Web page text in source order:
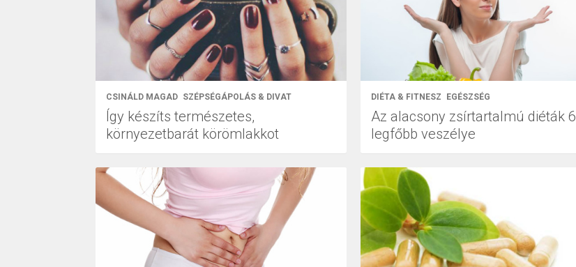
CSINÁLD MAGAD SZÉPSÉGÁPOLÁS & DIVAT
Így készíts természetes,
környezetbarát körömlakkot
DIÉTA & FITNESZ EGÉSZSÉG
Az alacsony zsírtartalmú diéták 6
legfőbb veszélye